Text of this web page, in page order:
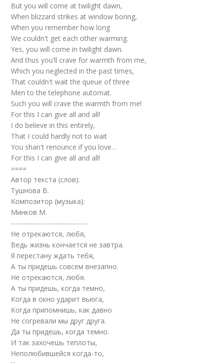
But you will come at twilight dawn,
When blizzard strikes at window boring,
When you remember how long
We couldn't get each other warming.
Yes, you will come in twilight dawn.
And thus you'll crave for warmth from me,
Which you neglected in the past times,
That couldn't wait the queue of three
Men to the telephone automat.
Such you will crave the warmth from me!
For this I can give all and all!
I do believe in this entirely,
That I could hardly not to wait
You shan't renounce if you love…
For this I can give all and all!
====
Автор текста (слов):
Тушнова В.
Композитор (музыка):
Минков М.
-------------------------------
Не отрекаются, любя,
Ведь жизнь кончается не завтра.
Я перестану ждать тебя,
А ты придешь совсем внезапно.
Не отрекаются, любя.
А ты придешь, когда темно,
Когда в окно ударит вьюга,
Когда припомнишь, как давно
Не согревали мы друг друга.
Да ты придешь, когда темно.
И так захочешь теплоты,
Неполюбившейся когда-то,